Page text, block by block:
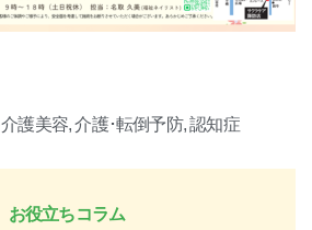
介護美容,介護･転倒予防,認知症
お役立ちコラム